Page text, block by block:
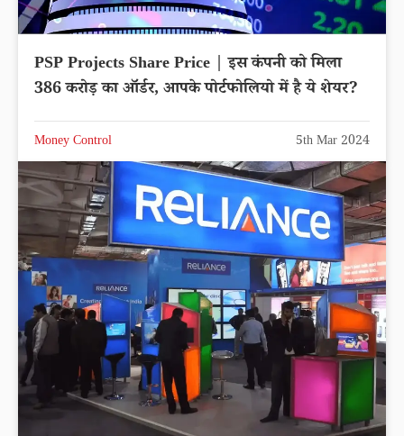
PSP Projects Share Price | इस कंपनी को मिला
386 करोड़ का ऑर्डर, आपके पोर्टफोलियो में है ये शेयर?
Money Control 5th Mar 2024